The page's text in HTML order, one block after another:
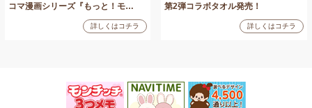
コマ漫画シリーズ『もっと！モ…
詳しくはコチラ
第2弾コラボタオル発売！
詳しくはコチラ